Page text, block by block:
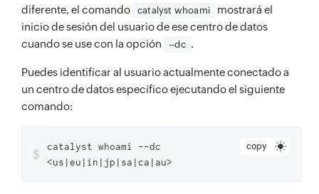
diferente, el comando
catalyst whoami
mostrará el
inicio de sesión del usuario de ese centro de datos
cuando se use con la opción
--dc .
Puedes identificar al usuario actualmente conectado a
un centro de datos específico ejecutando el siguiente
comando:
copy
$
catalyst whoami --dc
<us|eu|in|jp|sa|ca|au>